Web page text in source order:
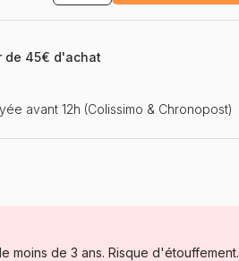
de 45€ d'achat
avant 12h (Colissimo & Chronopost)
pièces)
moins de 3 ans. Risque d'étouffement.